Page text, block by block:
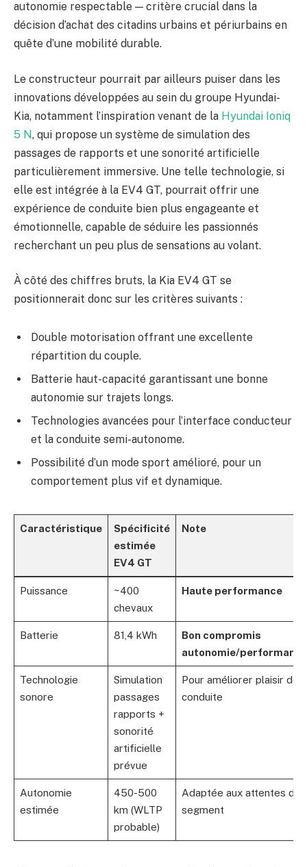
autonomie respectable — critère crucial dans la
décision d’achat des citadins urbains et périurbains en
quête d’une mobilité durable.
Le constructeur pourrait par ailleurs puiser dans les
innovations développées au sein du groupe Hyundai-
Kia, notamment l’inspiration venant de la Hyundai Ioniq
5 N, qui propose un système de simulation des
passages de rapports et une sonorité artificielle
particulièrement immersive. Une telle technologie, si
elle est intégrée à la EV4 GT, pourrait offrir une
expérience de conduite bien plus engageante et
émotionnelle, capable de séduire les passionnés
recherchant un peu plus de sensations au volant.
À côté des chiffres bruts, la Kia EV4 GT se
positionnerait donc sur les critères suivants :
Double motorisation offrant une excellente
répartition du couple.
Batterie haut-capacité garantissant une bonne
autonomie sur trajets longs.
Technologies avancées pour l’interface conducteur
et la conduite semi-autonome.
Possibilité d’un mode sport amélioré, pour un
comportement plus vif et dynamique.
Caractéristique
Spécificité
estimée
EV4 GT
Note
Puissance
~400
chevaux
Haute performance
Batterie 81,4 kWh
Bon compromis
autonomie/performance
Technologie
sonore
Simulation
passages
rapports +
sonorité
artificielle
prévue
Pour améliorer plaisir de
conduite
Autonomie
estimée
450-500
km (WLTP
probable)
Adaptée aux attentes du
segment